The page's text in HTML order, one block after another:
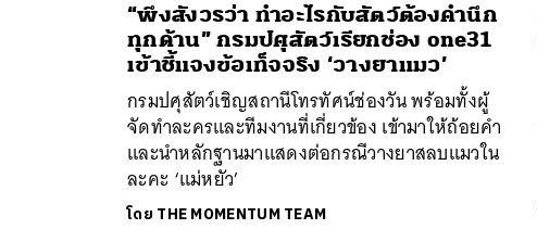
“พึงสังวรว่า ทำอะไรกับสัตว์ต้องคำนึก
ทุกด้าน” กรมปศุสัตว์เรียกช่อง one31
เข้าชี้แจงข้อเท็จจริง ‘วางยาแมว’
กรมปศุสัตว์เชิญสถานีโทรทัศน์ช่องวัน พร้อมทั้งผู้
จัดทำละครและทีมงานที่เกี่ยวข้อง เข้ามาให้ถ้อยคำ
และนำหลักฐานมาแสดงต่อกรณีวางยาสลบแมวใน
ละคะ ‘แม่หยัว’
โดย THE MOMENTUM TEAM